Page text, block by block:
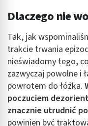
Dlaczego nie
Tak, jak
trakcie trwania
nieświadomy tego,
zazwyczaj powolne i
powrotem do łóżka.
poczuciem
znacznie utrudnić
powinien być
Reklama / śledzenie